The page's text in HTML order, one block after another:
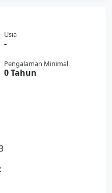
Usia
-
Pengalaman Minimal
0 Tahun